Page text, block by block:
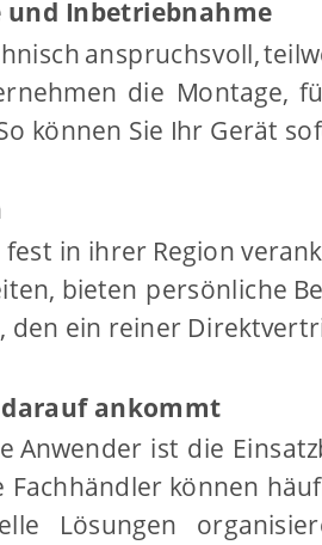
und Inbetriebnahme
anspruchsvoll,
die Montage,
können Sie Ihr Gerät
fest in ihrer Region
bieten persönliche
den ein reiner
darauf ankommt
Anwender ist die
Fachhändler können
Lösungen